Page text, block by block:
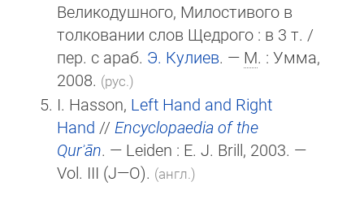
Великодушного, Милостивого в
толковании слов Щедрого : в 3 т. /
пер. с араб. Э. Кулиев. — М. : Умма,
2008. (рус.)
I. Hasson, Left Hand and Right
Hand // Encyclopaedia of the
Qurʾān. — Leiden : E. J. Brill, 2003. —
Vol. III (J—O). (англ.)